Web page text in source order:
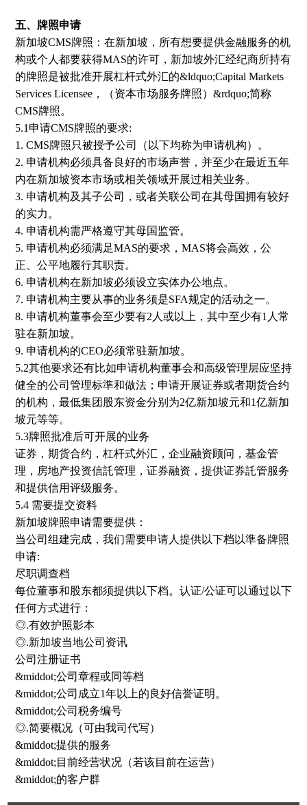
五、牌照申请
新加坡CMS牌照：在新加坡，所有想要提供金融服务的机
构或个人都要获得MAS的许可，新加坡外汇经纪商所持有
的牌照是被批准开展杠杆式外汇的&ldquo;Capital Markets
Services Licensee，（资本市场服务牌照）&rdquo;简称
CMS牌照。
5.1申请CMS牌照的要求:
1. CMS牌照只被授予公司（以下均称为申请机构）。
2. 申请机构必须具备良好的市场声誉，并至少在最近五年
内在新加坡资本市场或相关领域开展过相关业务。
3. 申请机构及其子公司，或者关联公司在其母国拥有较好
的实力。
4. 申请机构需严格遵守其母国监管。
5. 申请机构必须满足MAS的要求，MAS将会高效，公
正、公平地履行其职责。
6. 申请机构在新加坡必须设立实体办公地点。
7. 申请机构主要从事的业务须是SFA规定的活动之一。
8. 申请机构董事会至少要有2人或以上，其中至少有1人常
驻在新加坡。
9. 申请机构的CEO必须常驻新加坡。
5.2其他要求还有比如申请机构董事会和高级管理层应坚持
健全的公司管理标準和做法；申请开展证券或者期货合约
的机构，最低集团股东资金分别为2亿新加坡元和1亿新加
坡元等等。
5.3牌照批准后可开展的业务
证券，期货合约，杠杆式外汇，企业融资顾问，基金管
理，房地产投资信託管理，证券融资，提供证券託管服务
和提供信用评级服务。
5.4 需要提交资料
新加坡牌照申请需要提供：
当公司组建完成，我们需要申请人提供以下档以準备牌照
申请:
尽职调查档
每位董事和股东都须提供以下档。认证/公证可以通过以下
任何方式进行：
◎.有效护照影本
◎.新加坡当地公司资讯
公司注册证书
&middot;公司章程或同等档
&middot;公司成立1年以上的良好信誉证明。
&middot;公司税务编号
◎.简要概况（可由我司代写）
&middot;提供的服务
&middot;目前经营状况（若该目前在运营）
&middot;的客户群